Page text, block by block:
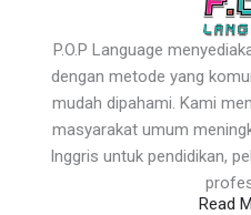
P.O.P Language
dengan metode yang
mudah dipahami. Kami
masyarakat umum
Inggris untuk pendidikan,
Read